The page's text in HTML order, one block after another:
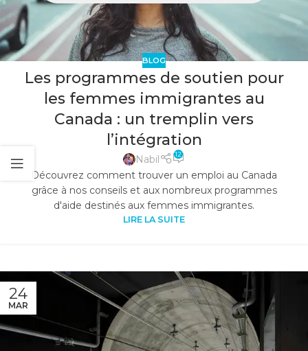
BLOG
Les programmes de soutien pour
les femmes immigrantes au
Canada : un tremplin vers
l’intégration
Nabil 12
Découvrez comment trouver un emploi au Canada
grâce à nos conseils et aux nombreux programmes
d'aide destinés aux femmes immigrantes.
LIRE LA SUITE
24
MAR